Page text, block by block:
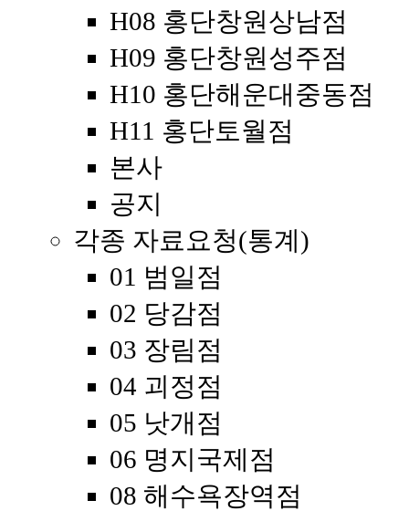
H08 홍단창원상남점
H09 홍단창원성주점
H10 홍단해운대중동점
H11 홍단토월점
본사
공지
각종 자료요청(통계)
01 범일점
02 당감점
03 장림점
04 괴정점
05 낫개점
06 명지국제점
08 해수욕장역점